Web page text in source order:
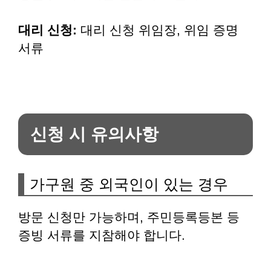
대리 신청: 대리 신청 위임장, 위임 증명
서류
신청 시 유의사항
가구원 중 외국인이 있는 경우
방문 신청만 가능하며, 주민등록등본 등
증빙 서류를 지참해야 합니다.